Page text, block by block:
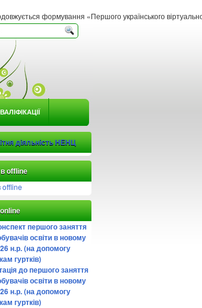
формування «Першого українського віртуального
діяльність НЕНЦ
offline
offline
першого заняття
освіти в новому
н.р. (на допомогу
гуртків)
до першого заняття
освіти в новому
н.р. (на допомогу
гуртків)